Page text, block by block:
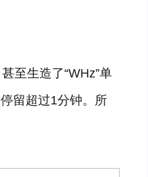
至生造了“WHz”单
留超过1分钟。所